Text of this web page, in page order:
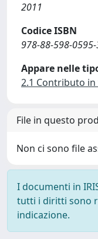
2011
Codice ISBN
978-88-598-
Appare nelle
2.1 Contributo
File in questo
Non ci sono file
I documenti in
tutti i diritti sono
indicazione.